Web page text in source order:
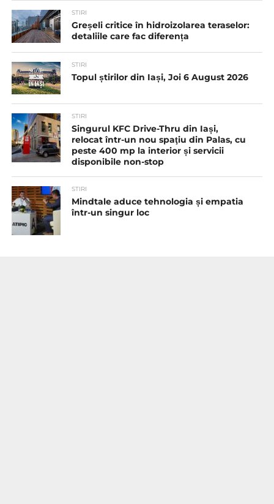
STIRI
Greșeli critice în hidroizolarea teraselor:
detaliile care fac diferența
STIRI
Topul știrilor din Iași, Joi 6 August 2026
STIRI
Singurul KFC Drive-Thru din Iași,
relocat într-un nou spaţiu din Palas, cu
peste 400 mp la interior și servicii
disponibile non-stop
STIRI
Mindtale aduce tehnologia și empatia
într-un singur loc